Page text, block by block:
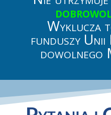
Wyklucza
funduszy Unii
dowolnego